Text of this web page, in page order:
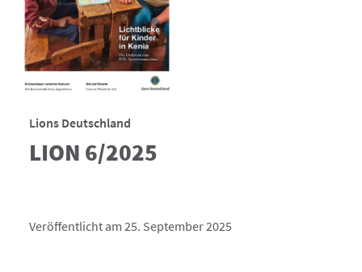
Lions Deutschland
LION 6/2025
Veröffentlicht am 25. September 2025